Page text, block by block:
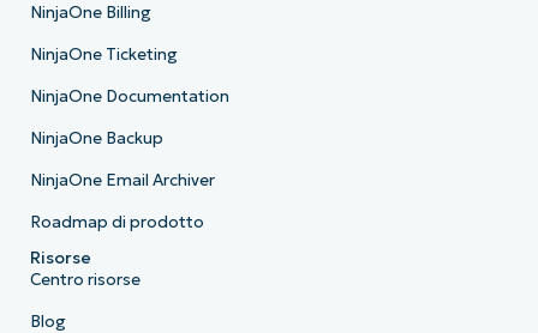
NinjaOne Billing
NinjaOne Ticketing
NinjaOne Documentation
NinjaOne Backup
NinjaOne Email Archiver
Roadmap di prodotto
Risorse
Centro risorse
Blog